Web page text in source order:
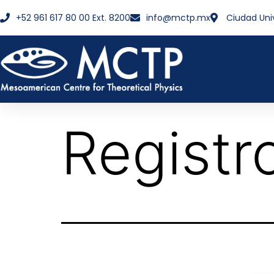
+52 961 617 80 00 Ext. 8200 info@mctp.mx Ciudad